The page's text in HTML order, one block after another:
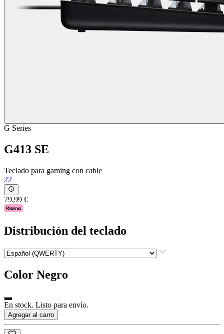
G Series
G413 SE
Teclado para gaming con cable
22
79,99 €
Distribución del teclado
Color Negro
En stock. Listo para envío.
Agregar al carro